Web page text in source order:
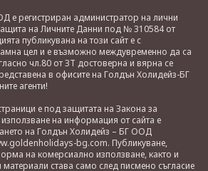
е регистриран администратор на лични
на Личните Данни под № 310584 от
публикувана на този сайт е с
цел и е възможно междувременно да са
чл.80 от ЗТ достоверна и вярна се
в офисите на Голдън Холидейз-БГ
агенти!
е под защитата на Закона за
на информация от сайта е
на Голдън Холидейз – БГ ООД
bg.com. Публикуване,
на комерсиално използване, както и
материали става само след писмено съгласие